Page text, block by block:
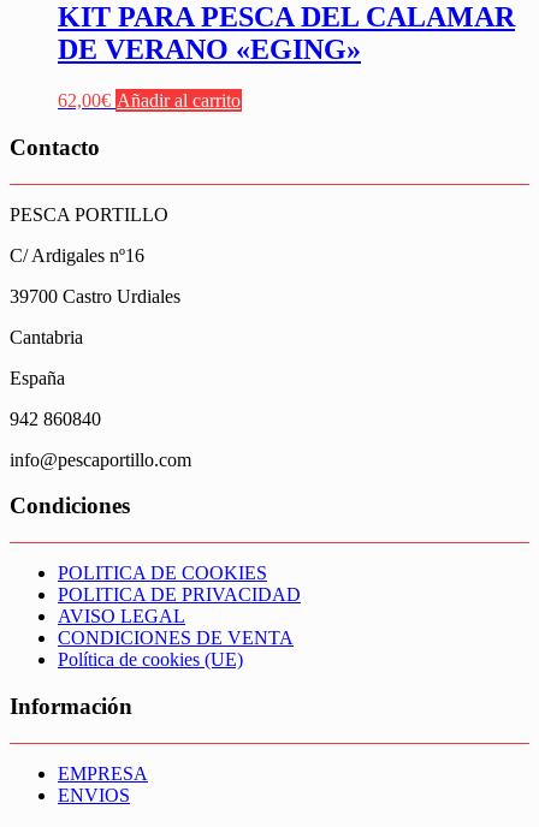
KIT PARA PESCA DEL CALAMAR
DE VERANO «EGING»
62,00€ Añadir al carrito
Contacto
PESCA PORTILLO
C/ Ardigales nº16
39700 Castro Urdiales
Cantabria
España
942 860840
info@pescaportillo.com
Condiciones
POLITICA DE COOKIES
POLITICA DE PRIVACIDAD
AVISO LEGAL
CONDICIONES DE VENTA
Política de cookies (UE)
Información
EMPRESA
ENVIOS